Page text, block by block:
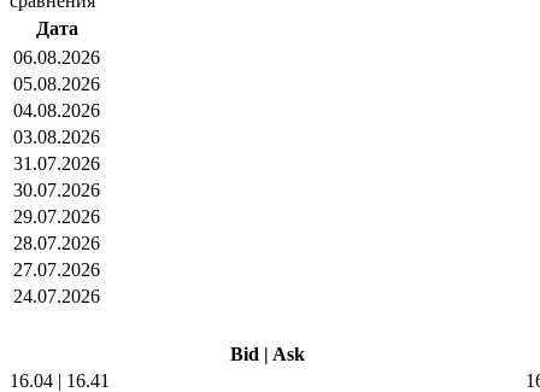
Дата
06.08.2026
05.08.2026
04.08.2026
03.08.2026
31.07.2026
30.07.2026
29.07.2026
28.07.2026
27.07.2026
24.07.2026
Bid | Ask
16.04 | 16.41